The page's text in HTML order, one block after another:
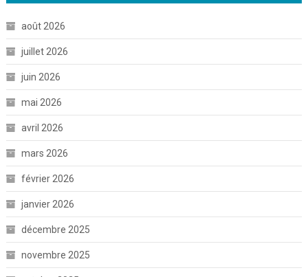
août 2026
juillet 2026
juin 2026
mai 2026
avril 2026
mars 2026
février 2026
janvier 2026
décembre 2025
novembre 2025